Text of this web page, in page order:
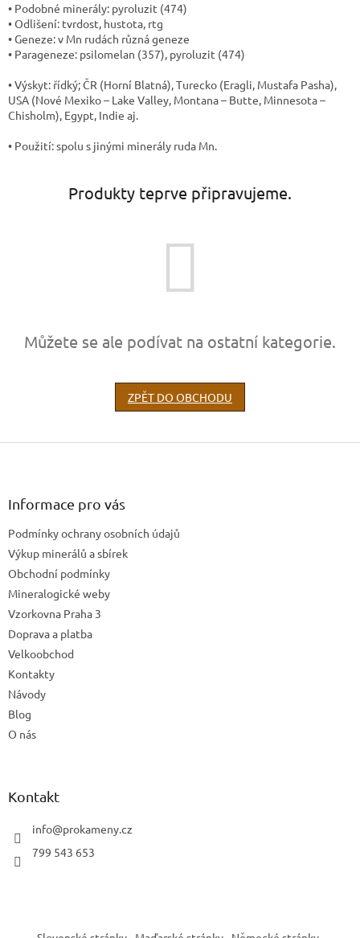
• Podobné minerály: pyroluzit (474)
• Odlišení: tvrdost, hustota, rtg
• Geneze: v Mn rudách různá geneze
• Parageneze: psilomelan (357), pyroluzit (474)
• Výskyt: řídký; ČR (Horní Blatná), Turecko (Eragli, Mustafa Pasha),
USA (Nové Mexiko – Lake Valley, Montana – Butte, Minnesota –
Chisholm), Egypt, Indie aj.
• Použití: spolu s jinými minerály ruda Mn.
Produkty teprve připravujeme.
Můžete se ale podívat na ostatní kategorie.
ZPĚT DO OBCHODU
Z
Informace pro vás
Podmínky ochrany osobních údajů
Výkup minerálů a sbírek
Obchodní podmínky
Mineralogické weby
Vzorkovna Praha 3
Doprava a platba
Velkoobchod
Kontakty
Návody
Blog
O nás
Kontakt
info@prokameny.cz
799 543 653